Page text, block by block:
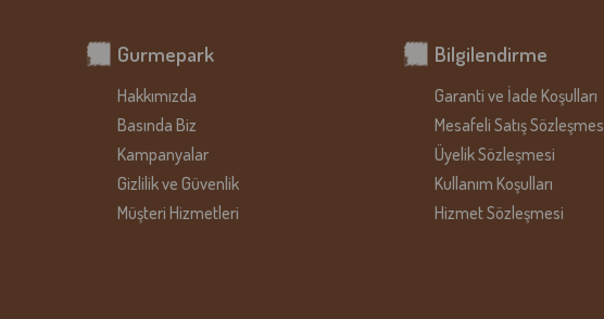
Gurmepark
Hakkımızda
Basında Biz
Kampanyalar
Gizlilik ve Güvenlik
Müşteri Hizmetleri
Bilgilendirme
Garanti ve İade Koşulları
Mesafeli Satış
Üyelik Sözleşmesi
Kullanım Koşulları
Hizmet Sözleşmesi